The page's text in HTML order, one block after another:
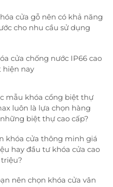
cửa gỗ nên có khả năng
cho nhu cầu sử dụng
cửa chống nước IP66 cao
hiện nay
mẫu khóa cổng biệt thự
luôn là lựa chọn hàng
biệt thự cao cấp?
khóa cửa thông minh giá
hay đầu tư khóa cửa cao
triệu?
nên chọn khóa cửa vân